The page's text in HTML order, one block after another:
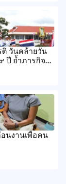
ติ วันคล้ายวัน
ปี ย้ำภารกิจ
นงานเพื่อคน